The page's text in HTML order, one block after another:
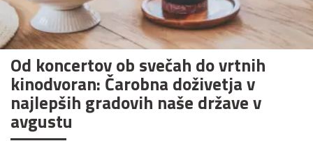
Od koncertov ob svečah do vrtnih
kinodvoran: Čarobna doživetja v
najlepših gradovih naše države v
avgustu